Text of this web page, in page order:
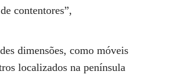
contentores”,
dimensões, como móveis
localizados na península